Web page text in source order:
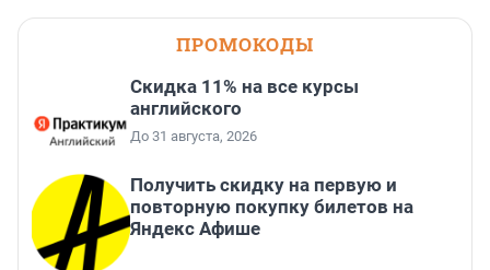
ПРОМОКОДЫ
Скидка 11% на все курсы
английского
До 31 августа, 2026
Получить скидку на первую и
повторную покупку билетов на
Яндекс Афише